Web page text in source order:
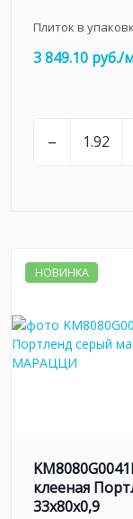
Плиток в
3 849.10 руб./
–
НОВИНКА
клееная
33x80x0,9